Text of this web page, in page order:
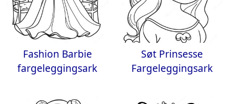
Fashion Barbie
fargeleggingsark
Søt Prinsesse
Fargeleggingsark